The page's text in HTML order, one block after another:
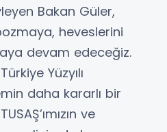
Bakan Güler,
heveslerini
devam edeceğiz.
Yüzyılı
daha kararlı bir
ve